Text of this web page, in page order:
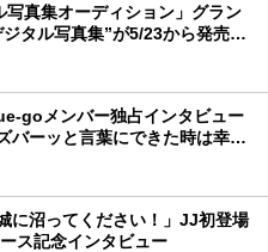
真集オーディション」グラン
タル写真集”が5/23から発売！
ふれる18冊
goメンバー独占インタビュー
バーッと言葉にできた時は幸
に沼ってください！」JJ初登場
ス記念インタビュー